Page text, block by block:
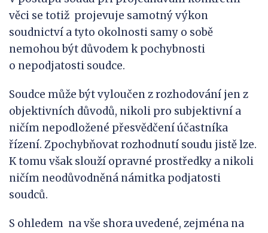
věci se totiž projevuje samotný výkon
soudnictví a tyto okolnosti samy o sobě
nemohou být důvodem k pochybnosti
o nepodjatosti soudce.
Soudce může být vyloučen z rozhodování jen z
objektivních důvodů, nikoli pro subjektivní a
ničím nepodložené přesvědčení účastníka
řízení. Zpochybňovat rozhodnutí soudu jistě lze.
K tomu však slouží opravné prostředky a nikoli
ničím neodůvodněná námitka podjatosti
soudců.
S ohledem na vše shora uvedené, zejména na